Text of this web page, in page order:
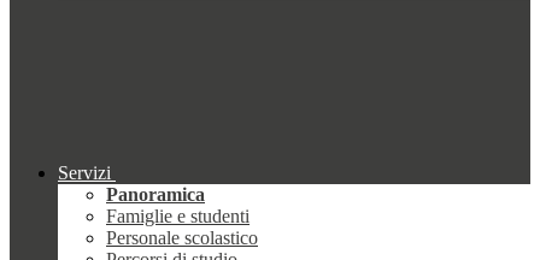
Servizi
Panoramica
Famiglie e studenti
Personale scolastico